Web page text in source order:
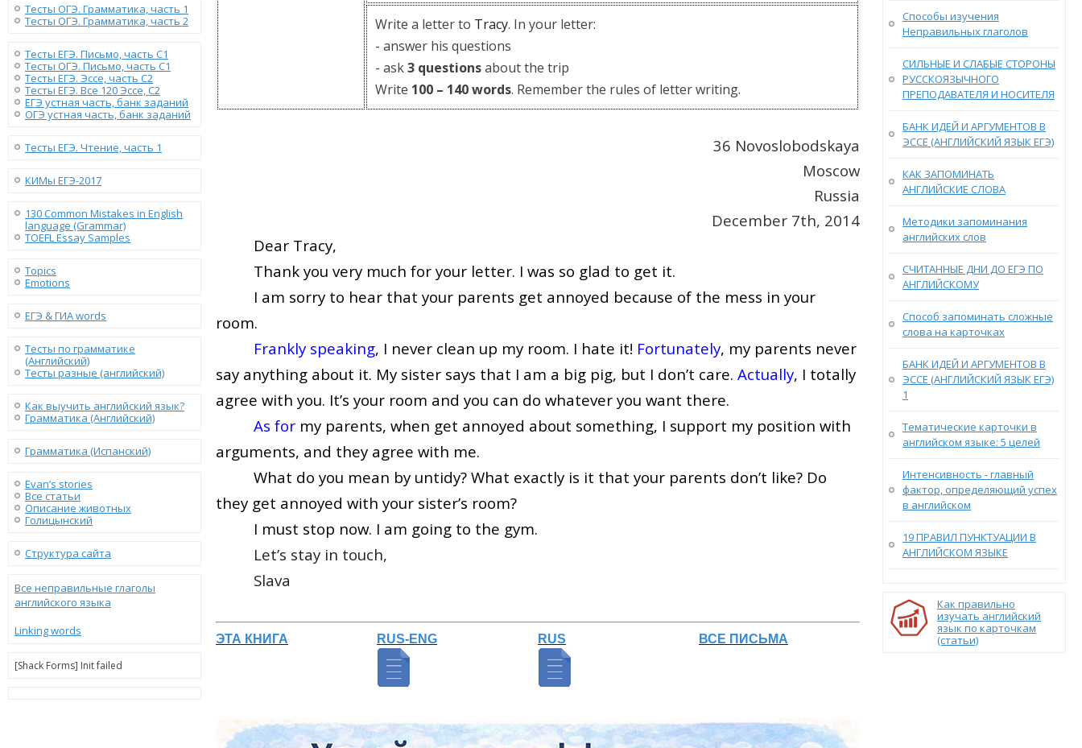
Тесты ОГЭ. Грамматика, часть 1
Тесты ОГЭ. Грамматика, часть 2
Тесты ЕГЭ. Письмо, часть С1
Тесты ОГЭ. Письмо, часть С1
Тесты ЕГЭ. Эссе, часть C2
Тесты ЕГЭ. Все 120 Эссе, C2
ЕГЭ устная часть, банк заданий
ОГЭ устная часть, банк заданий
Тесты ЕГЭ. Чтение, часть 1
КИМы ЕГЭ-2017
130 Сommon Mistakes in English
language (Grammar)
TOEFL Essay Samples
Topics
Emotions
ЕГЭ & ГИА words
Тесты по грамматике
(Английский)
Тесты разные (английский)
Как выучить английский язык?
Грамматика (Английский)
Грамматика (Испанский)
Evan’s stories
Все статьи
Описание животных
Голицынский
Структура сайта
Все неправильные глаголы
английского языка
Linking words
[Shack Forms] Init failed
Write a letter to Tracy. In your letter:
- answer his questions
- ask3 questionsabout the trip
Write 100 – 140 words. Remember the rules of letter writing.
36 Novoslobodskaya
Moscow
Russia
December 7th, 2014
Dear Tracy,
Thank you very much for your letter. I was so glad to get it.
I am sorry to hear that your parents get annoyed because of the mess in your
room.
Frankly speaking, I never clean up my room. I hate it! Fortunately, my parents never
say anything about it. My sister says that I am a big pig, but I don’t care. Actually, I totally
agree with you. It’s your room and you can do whatever you want there.
As for my parents, when get annoyed about something, I support my position with
arguments, and they agree with me.
What do you mean by untidy? What exactly is it that your parents don’t like? Do
they get annoyed with your sister’s room?
I must stop now. I am going to the gym.
Let’s stay in touch,
Slava
ЭТА КНИГА RUS-ENG RUS ВСЕ ПИСЬМА
Способы изучения
Неправильных глаголов
СИЛЬНЫЕ И СЛАБЫЕ СТОРОНЫ
РУССКОЯЗЫЧНОГО
ПРЕПОДАВАТЕЛЯ И НОСИТЕЛЯ
БАНК ИДЕЙ И АРГУМЕНТОВ В
ЭССЕ (АНГЛИЙСКИЙ ЯЗЫК ЕГЭ)
КАК ЗАПОМИНАТЬ
АНГЛИЙСКИЕ СЛОВА
Методики запоминания
английских слов
СЧИТАННЫЕ ДНИ ДО ЕГЭ ПО
АНГЛИЙСКОМУ
Способ запоминать сложные
слова на карточках
БАНК ИДЕЙ И АРГУМЕНТОВ В
ЭССЕ (АНГЛИЙСКИЙ ЯЗЫК ЕГЭ)
1
Тематические карточки в
английском языке: 5 целей
Интенсивность - главный
фактор, определяющий успех
в английском
19 ПРАВИЛ ПУНКТУАЦИИ В
АНГЛИЙСКОМ ЯЗЫКЕ
Как правильно
изучать английский
язык по карточкам
(статьи)